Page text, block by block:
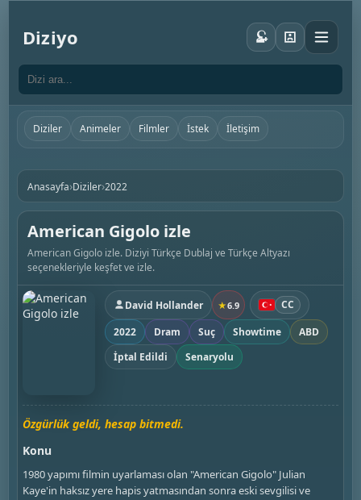
Diziyo
Diziler Animeler Filmler İstek İletişim
Anasayfa›Diziler›2022
American Gigolo izle
American Gigolo izle. Diziyi Türkçe Dublaj ve Türkçe Altyazı
seçenekleriyle keşfet ve izle.
David Hollander ★6.9
CC
2022
Dram Suç Showtime
ABD
İptal Edildi
Senaryolu
Özgürlük geldi, hesap bitmedi.
Konu
1980 yapımı filmin uyarlaması olan "American Gigolo" Julian
Kaye'in haksız yere hapis yatmasından sonra eski sevgilisi ve